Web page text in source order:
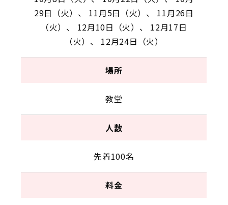
29日（火）、 11月5日（火）、 11月26日
（火）、 12月10日（火）、 12月17日
（火）、 12月24日（火）
場所
教堂
人数
先着100名
料金